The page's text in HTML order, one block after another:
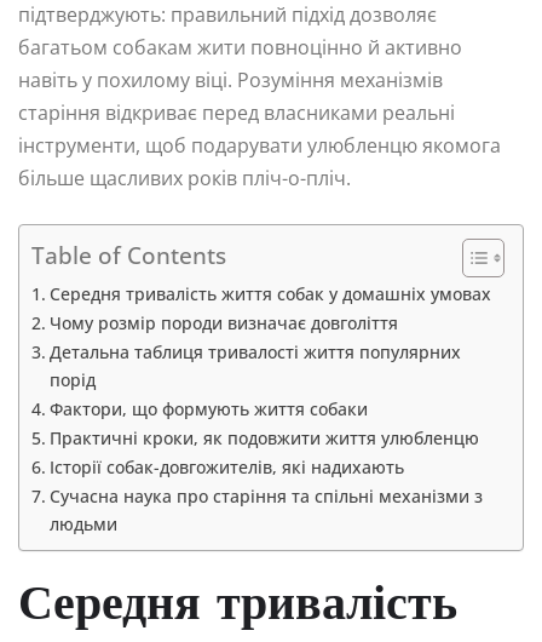
підтверджують: правильний підхід дозволяє
багатьом собакам жити повноцінно й активно
навіть у похилому віці. Розуміння механізмів
старіння відкриває перед власниками реальні
інструменти, щоб подарувати улюбленцю якомога
більше щасливих років пліч-о-пліч.
Table of Contents
Середня тривалість життя собак у домашніх умовах
Чому розмір породи визначає довголіття
Детальна таблиця тривалості життя популярних
порід
Фактори, що формують життя собаки
Практичні кроки, як подовжити життя улюбленцю
Історії собак-довгожителів, які надихають
Сучасна наука про старіння та спільні механізми з
людьми
Середня тривалість